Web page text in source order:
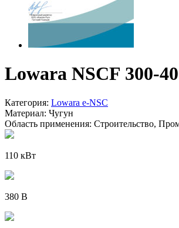
Lowara NSCF 300-
Категория: Lowara e-NSC
Материал: Чугун
Область применения: Строительство,
110 кВт
380 В